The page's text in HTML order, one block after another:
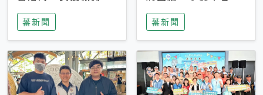
搜救中
蕃新聞
選擇性解讀
蕃新聞